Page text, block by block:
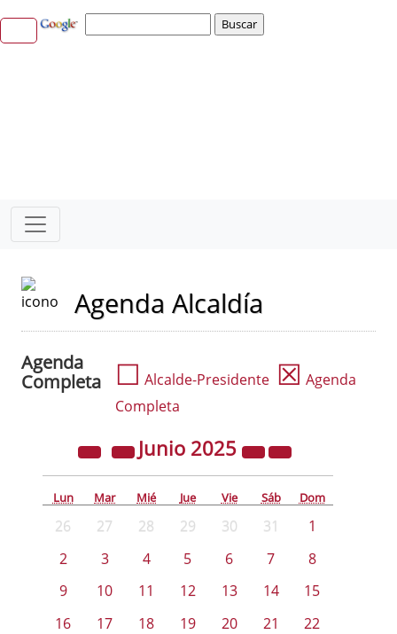
Agenda Alcaldía
Agenda
Completa
☐ Alcalde-Presidente ☒ Agenda
Completa
Junio 2025
Lun Mar Mié Jue Vie Sáb Dom
26 27 28 29 30 31
1
2
3 4 5 6 7
8
9
10 11 12 13 14
15
16
17 18 19 20 21
22